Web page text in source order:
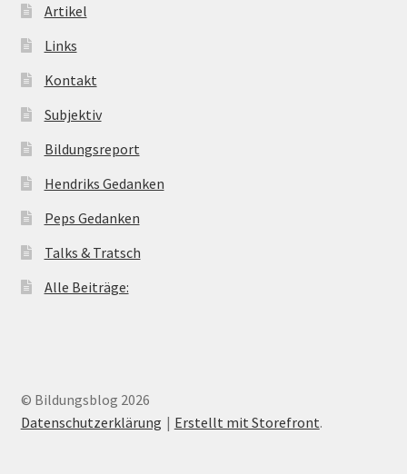
Artikel
Links
Kontakt
Subjektiv
Bildungsreport
Hendriks Gedanken
Peps Gedanken
Talks & Tratsch
Alle Beiträge:
© Bildungsblog 2026
Datenschutzerklärung
Erstellt mit Storefront.